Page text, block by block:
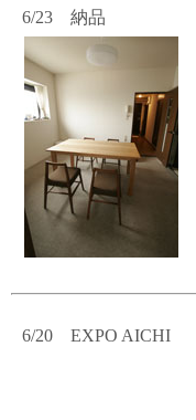
6/23 納品
6/20 EXPO AICHI